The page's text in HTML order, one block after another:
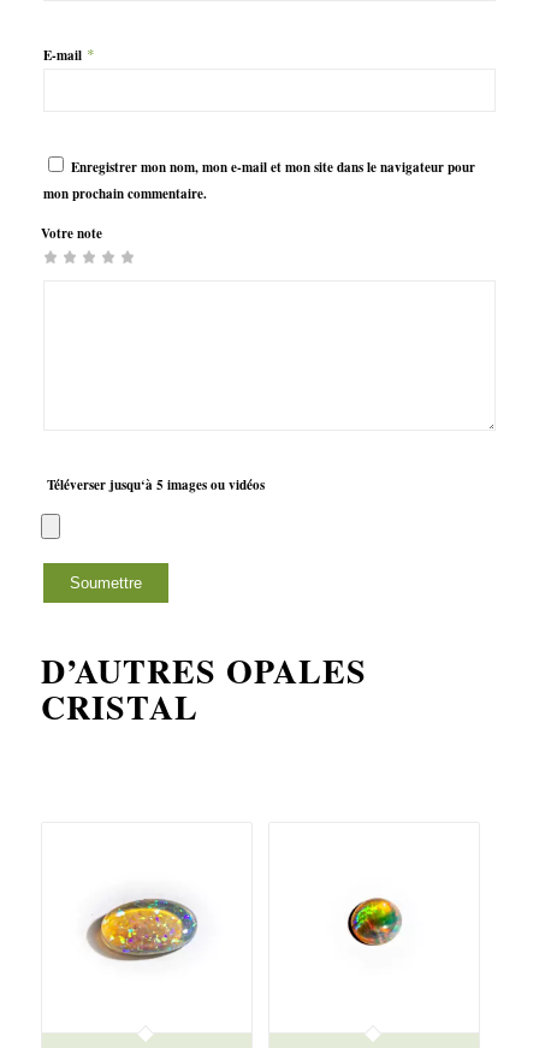
E-mail *
Enregistrer mon nom, mon e-mail et mon site dans le navigateur pour
mon prochain commentaire.
Votre note
Téléverser jusqu‘à 5 images ou vidéos
D’AUTRES OPALES
CRISTAL